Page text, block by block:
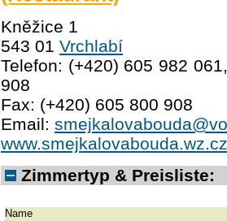
Kněžice 1
543 01 Vrchlabí
Telefon: (+420) 605 982
908
Fax: (+420) 605 800 908
Email:
www.smejkalovabouda.wz.cz
Zimmertyp & Preisliste:
Name